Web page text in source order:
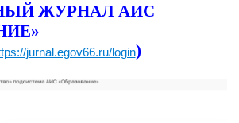
ЖУРНАЛ АИС
jurnal.egov66.ru/login)